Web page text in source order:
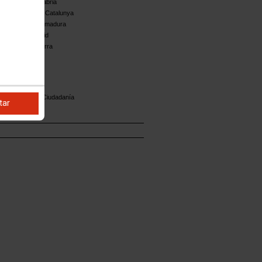
de Cantabria
Nacional de Catalunya
de Extremadura
de Madrid
de Navarra
Industria
Servicios a la Ciudadanía